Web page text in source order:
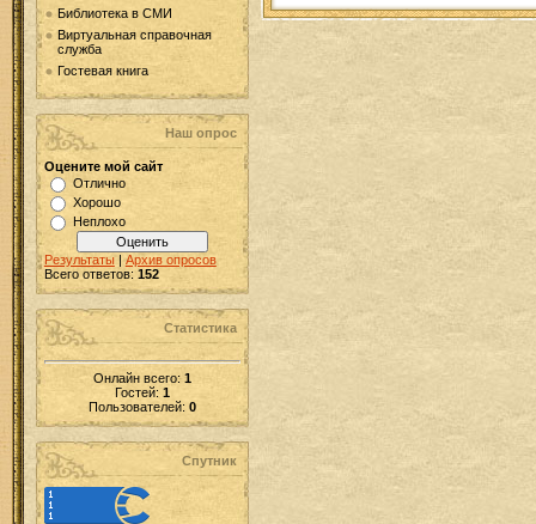
Библиотека в СМИ
Виртуальная справочная
служба
Гостевая книга
Наш опрос
Оцените мой сайт
Отлично
Хорошо
Неплохо
Результаты | Архив опросов
Всего ответов: 152
Статистика
Онлайн всего: 1
Гостей: 1
Пользователей: 0
Спутник